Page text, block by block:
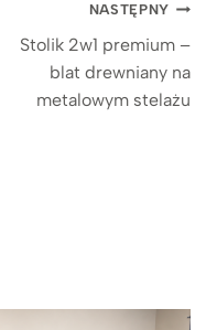
NASTĘPNY
Stolik 2w1 premium –
blat drewniany na
metalowym stelażu